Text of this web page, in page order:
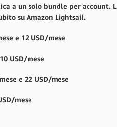
a un solo bundle per account.
su Amazon Lightsail.
e 12 USD/mese
USD/mese
e 22 USD/mese
mese